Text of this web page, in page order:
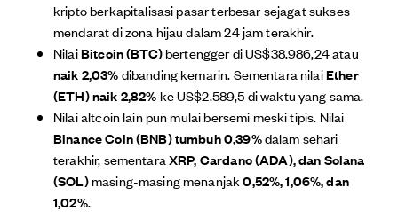
kripto berkapitalisasi pasar terbesar sejagat sukses
mendarat di zona hijau dalam 24 jam terakhir.
NilaiBitcoin (BTC)bertengger di US$38.986,24 atau
naik 2,03%dibanding kemarin. Sementara nilaiEther
(ETH) naik 2,82%ke US$2.589,5 di waktu yang sama.
Nilai altcoin lain pun mulai bersemi meski tipis. Nilai
Binance Coin (BNB) tumbuh 0,39%dalam sehari
terakhir, sementaraXRP, Cardano (ADA), dan Solana
(SOL)masing-masing menanjak0,52%, 1,06%, dan
1,02%.